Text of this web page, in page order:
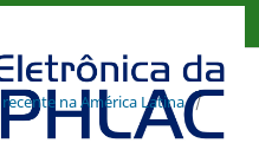
na América Latina /